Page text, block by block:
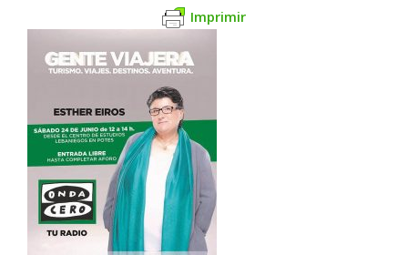
Imprimir